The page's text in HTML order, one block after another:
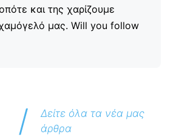
και της χαρίζουμε
μας. Will you follow
/
Δείτε όλα τα νέα μας
άρθρα